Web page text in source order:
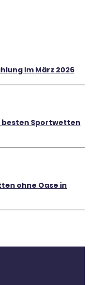
Im März 2026
besten Sportwetten
ohne Oase in